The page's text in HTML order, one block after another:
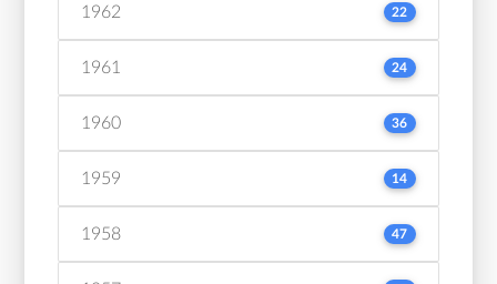
1962 22
1961 24
1960 36
1959 14
1958 47